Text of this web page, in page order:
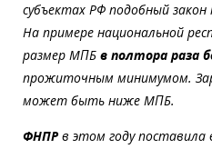
субъектах РФ подобный
На примере национальной
размер МПБ в полтора раза
прожиточным минимумом.
может быть ниже МПБ.
ФНПР в этом году поставила